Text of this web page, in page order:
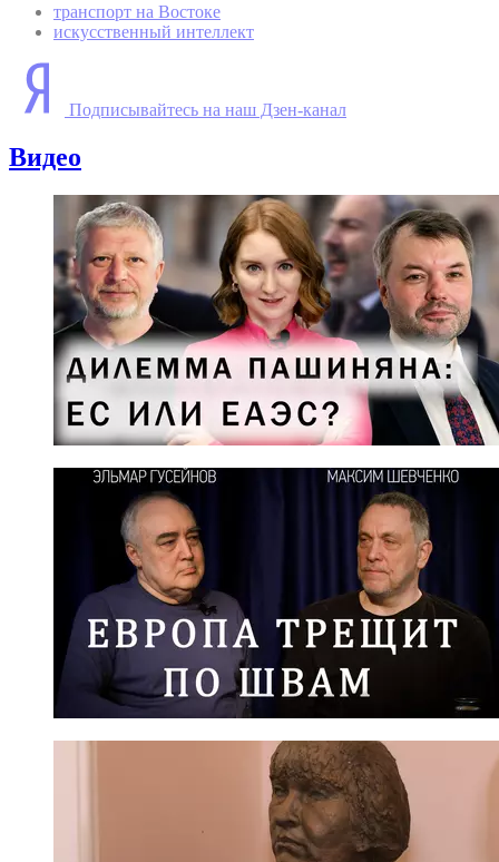
транспорт на Востоке
искусственный интеллект
Подписывайтесь на наш Дзен-канал
Видео